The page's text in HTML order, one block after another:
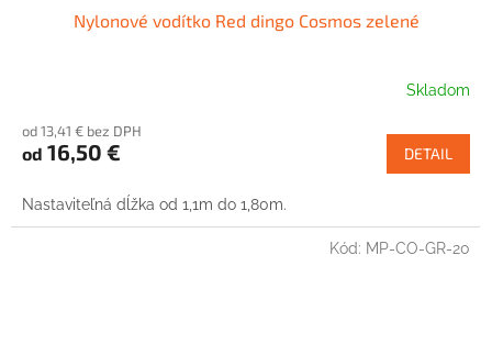
Nylonové vodítko Red dingo Cosmos zelené
Skladom
od 13,41 € bez DPH
od 16,50 € DETAIL
Nastaviteľná dĺžka od 1,1m do 1,80m.
Kód: MP-CO-GR-20